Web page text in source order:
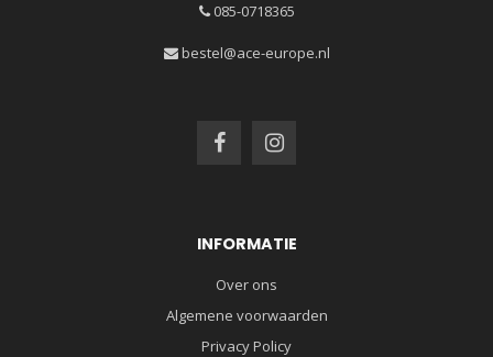
085-0718365
bestel@ace-europe.nl
INFORMATIE
Over ons
Algemene voorwaarden
Privacy Policy